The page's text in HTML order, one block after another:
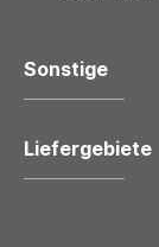
Sonstige
Liefergebiete